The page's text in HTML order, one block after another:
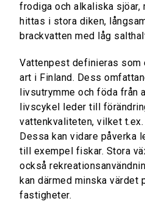
frodiga och alkaliska sjöar,
hittas i stora diken,
brackvatten med låg
Vattenpest definieras som
art i Finland. Dess
livsutrymme och föda från
livscykel leder till
vattenkvaliteten, vilket
Dessa kan vidare påverka
till exempel fiskar. Stora
också
kan därmed minska värdet
fastigheter.